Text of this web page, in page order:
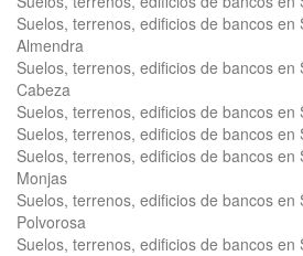
Suelos, terrenos, edificios de bancos en
Almendra
Suelos, terrenos, edificios de bancos en
Cabeza
Suelos, terrenos, edificios de bancos en
Suelos, terrenos, edificios de bancos en
Suelos, terrenos, edificios de bancos en
Monjas
Suelos, terrenos, edificios de bancos en
Polvorosa
Suelos, terrenos, edificios de bancos en